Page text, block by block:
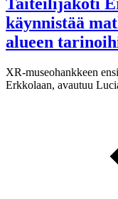
käynnistää
alueen
XR-museohankkeen
Erkkolaan, avautuu